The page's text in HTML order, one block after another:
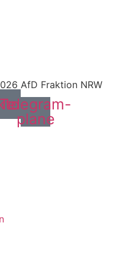
AfD Fraktion NRW
Telegram-
plane